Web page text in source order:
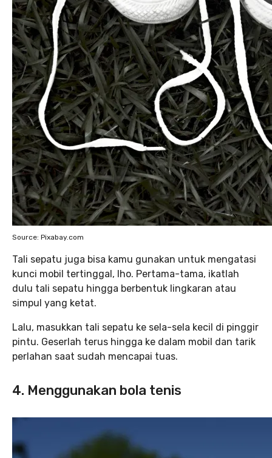
Source: Pixabay.com
Tali sepatu juga bisa kamu gunakan untuk mengatasi
kunci mobil tertinggal, lho. Pertama-tama, ikatlah
dulu tali sepatu hingga berbentuk lingkaran atau
simpul yang ketat.
Lalu, masukkan tali sepatu ke sela-sela kecil di pinggir
pintu. Geserlah terus hingga ke dalam mobil dan tarik
perlahan saat sudah mencapai tuas.
4. Menggunakan bola tenis